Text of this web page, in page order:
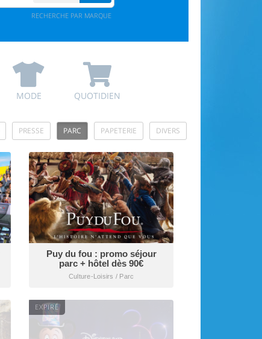
RECHERCHE PAR MARQUE
MODE QUOTIDIEN
PRESSE PARC PAPETERIE DIVERS
Puy du fou : promo séjour
parc + hôtel dès 90€
Culture-Loisirs / Parc
EXPIRÉ